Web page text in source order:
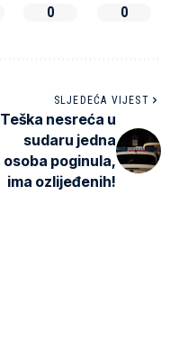
0
0
SLJEDEĆA VIJEST
Teška nesreća u
sudaru jedna
osoba poginula,
ima ozlijeđenih!